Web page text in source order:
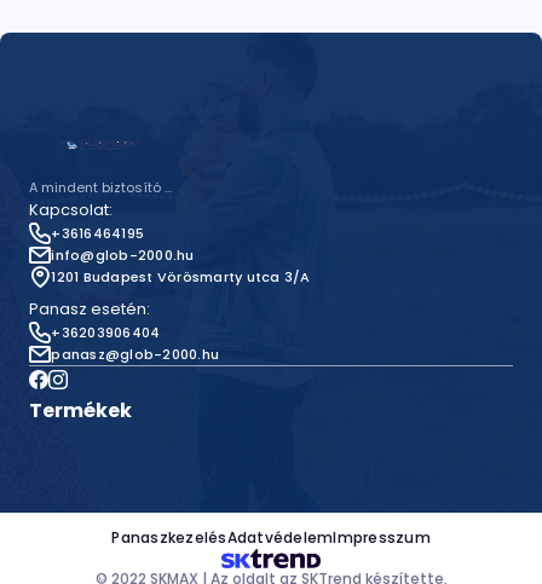
A mindent biztosító ...
Kapcsolat:
+3616464195
info@glob-2000.hu
1201 Budapest Vörösmarty utca 3/A
Panasz esetén:
+36203906404
panasz@glob-2000.hu
Termékek
© 2022 SKMAX | Az oldalt az SKTrend készítette.
PanaszkezelésAdatvédelemImpresszum